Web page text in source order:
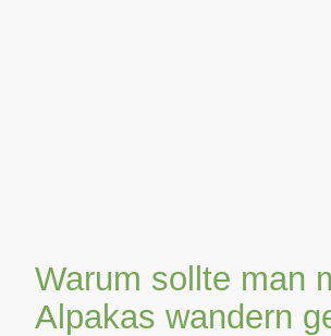
Warum sollte man
Alpakas wandern